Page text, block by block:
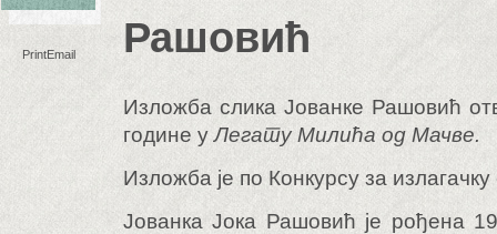
PrintEmail
Рашовић
Изложба слика Јованке Рашовић
године уЛегату Милића од Мачве.
Изложба је по Конкурсу за
Јованка Јока Рашовић је рођена